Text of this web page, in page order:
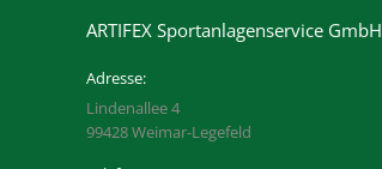
ARTIFEX Sportanlagenservice GmbH
Adresse:
Lindenallee 4
99428 Weimar-Legefeld